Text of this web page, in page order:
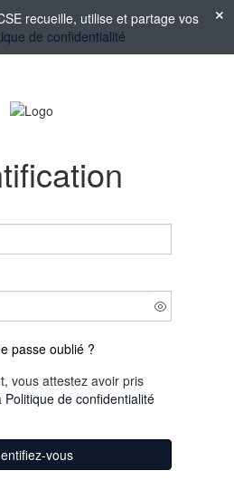
recueille, utilise et partage vos
de confidentialité
passe oublié ?
vous attestez avoir pris
Politique de confidentialité
vous